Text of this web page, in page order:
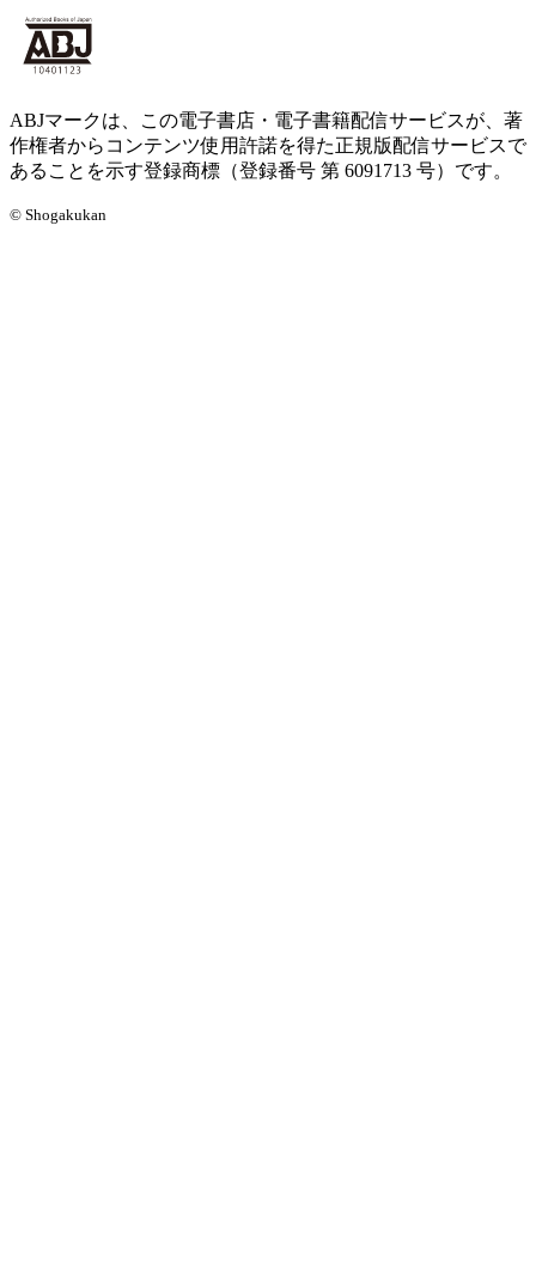
ABJマークは、この電子書店・電子書籍配信サービスが、著
作権者からコンテンツ使用許諾を得た正規版配信サービスで
あることを示す登録商標（登録番号 第 6091713 号）です。
© Shogakukan